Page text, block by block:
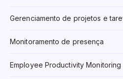
Gerenciamento de projetos e
Monitoramento de presença
Employee Productivity Monitoring